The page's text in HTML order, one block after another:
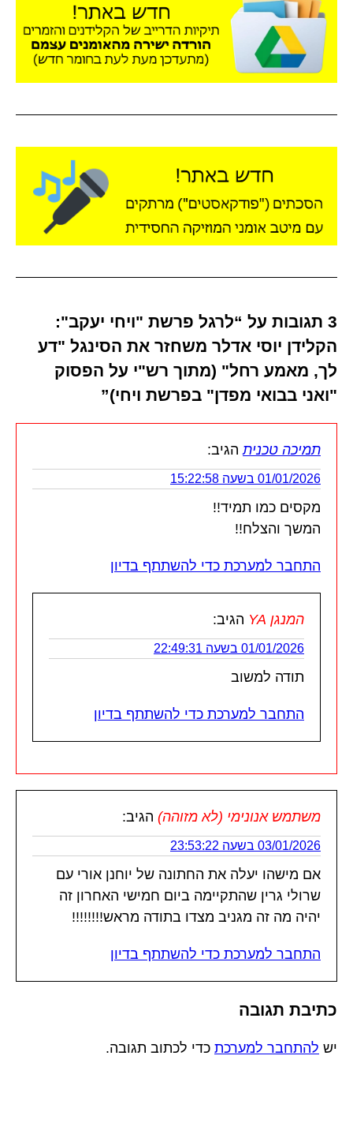
3 תגובות על “לרגל פרשת "ויחי יעקב":
הקלידן יוסי אדלר משחזר את הסינגל "דע
לך, מאמע רחל" (מתוך רש"י על הפסוק
"ואני בבואי מפדן" בפרשת ויחי)”
תמיכה טכנית הגיב:
01/01/2026 בשעה 15:22:58
מקסים כמו תמיד!!
המשך והצלח!!
התחבר למערכת כדי להשתתף בדיון
המנגן YA הגיב:
01/01/2026 בשעה 22:49:31
תודה למשוב
התחבר למערכת כדי להשתתף בדיון
משתמש אנונימי (לא מזוהה) הגיב:
03/01/2026 בשעה 23:53:22
אם מישהו יעלה את החתונה של יוחנן אורי עם
שרולי גרין שהתקיימה ביום חמישי האחרון זה
יהיה מה זה מגניב מצדו בתודה מראש!!!!!!!!
התחבר למערכת כדי להשתתף בדיון
כתיבת תגובה
יש להתחבר למערכת כדי לכתוב תגובה.